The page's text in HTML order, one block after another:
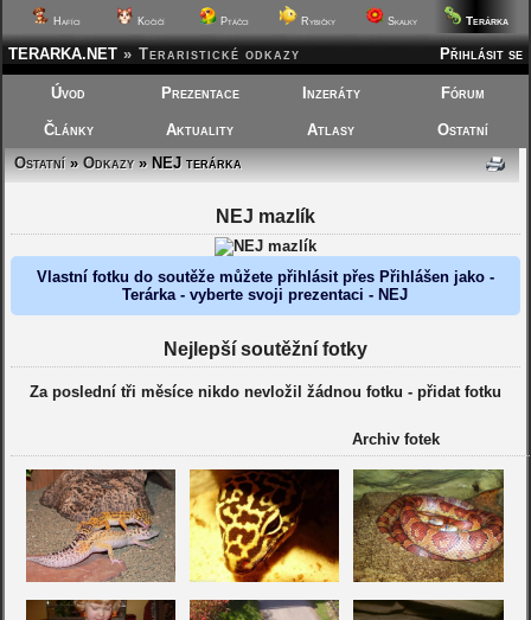
Hafíci Kočičí Ptáčci Rybičky Skalky Terárka
Přihlásit se
TERARKA.NET » Teraristické odkazy
Úvod Prezentace Inzeráty Fórum
Články Aktuality Atlasy
Ostatní
Ostatní»Odkazy» NEJ terárka
NEJ mazlík
Vlastní fotku do soutěže můžete přihlásit přes Přihlášen jako -
Terárka - vyberte svoji prezentaci - NEJ
Nejlepší soutěžní fotky
Za poslední tři měsíce nikdo nevložil žádnou fotku - přidat fotku
Archiv fotek